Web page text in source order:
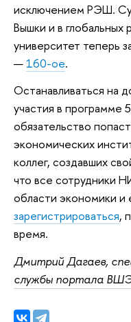
исключением РЭШ.
Вышки и в глобальных
университет теперь
—160-ое.
Останавливаться на
участия в программе
обязательство
экономических
коллег, создавших
что все сотрудники
области экономики
зарегистрироваться,
время.
Дмитрий Дагаев,
службы портала